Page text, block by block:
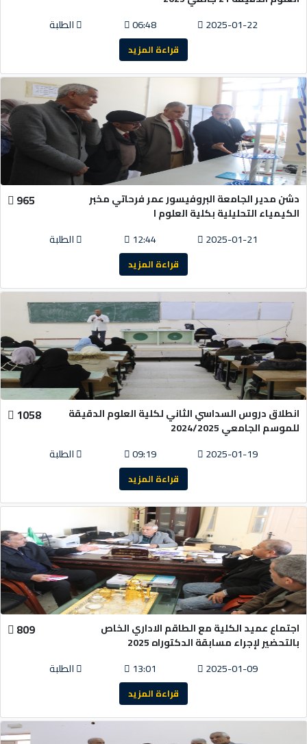
2025-01-22
06:48 الطلبة
قراءة المزيد
دشن مدير الجامعة البروفيسور عمر فرحاتي مخبر
الكيمياء التحليلية بكلية العلوم ا
965
2025-01-21
12:44 الطلبة
قراءة المزيد
انطلاق دروس السداسي الثاني لكلية العلوم الدقيقة
للموسم الجامعي 2024/2025
1058
2025-01-19
09:19 الطلبة
قراءة المزيد
اجتماع عميد الكلية مع الطاقم الاداري الخاص
بالتحضير لإجراء مسابقة الدكتوراه 2025
809
2025-01-09
13:01 الطلبة
قراءة المزيد